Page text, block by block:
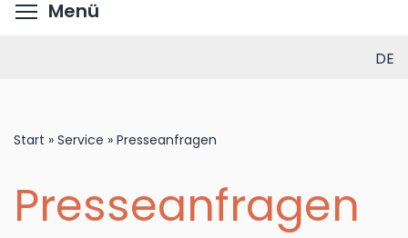
Menü
DE
Start » Service » Presseanfragen
Presseanfragen